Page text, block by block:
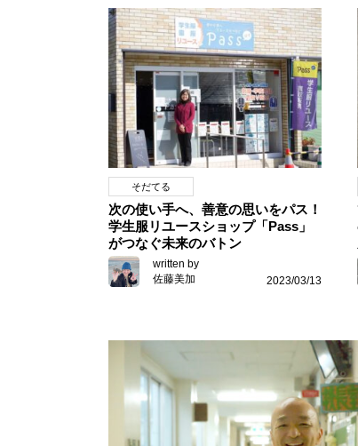
そだてる
次の使い手へ、善意の思いをパス！
学生服リユースショップ「Pass」
がつなぐ未来のバトン
written by
佐藤美加
2023/03/13